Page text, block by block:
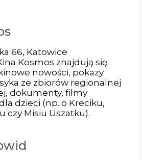
66, Katowice
Kosmos znajdują się
nowości, pokazy
ze zbiorów regionalnej
dokumenty, filmy
dzieci (np. o Kreciku,
czy Misiu Uszatku).